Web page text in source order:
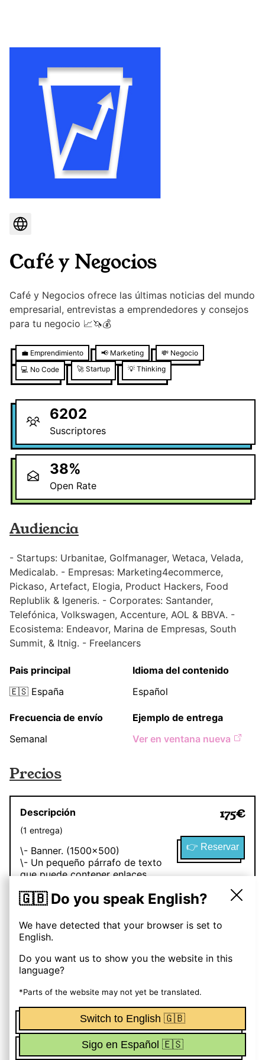
🇬🇧 Do you speak English?
We have detected that your browser is set to
English.
Do you want us to show you the website in this
language?
*Parts of the website may not yet be translated.
Switch to English 🇬🇧
Sigo en Español 🇪🇸
Café y Negocios
Café y Negocios ofrece las últimas noticias del mundo
empresarial, entrevistas a emprendedores y consejos
para tu negocio 📈🦄💰
💼 Emprendimiento 📢 Marketing 💸 Negocio
💻 No Code 🚀 Startup 💡 Thinking
6202
Suscriptores
38%
Open Rate
Audiencia
- Startups: Urbanitae, Golfmanager, Wetaca, Velada,
Medicalab. - Empresas: Marketing4ecommerce,
Pickaso, Artefact, Elogia, Product Hackers, Food
Replublik & Igeneris. - Corporates: Santander,
Telefónica, Volkswagen, Accenture, AOL & BBVA. -
Ecosistema: Endeavor, Marina de Empresas, South
Summit, & Itnig. - Freelancers
Pais principal
🇪🇸 España
Idioma del contenido
Español
Frecuencia de envío
Semanal
Ejemplo de entrega
Ver en ventana nueva
Precios
Descripción
(1 entrega)
\- Banner. (1500x500)
\- Un pequeño párrafo de texto
que puede contener enlaces
175€
👉 Reservar
Descripción
(2 entregas
\- Banner. (1500x500)
\- Un pequeño párrafo de texto
externos. (150 palabras máx.)
300
👉 Reservar
Funciona con OhMyNewst